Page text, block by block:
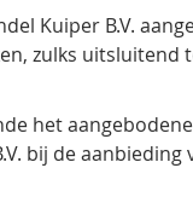
Kuiper B.V.
zulks uitsluitend
het
bij de